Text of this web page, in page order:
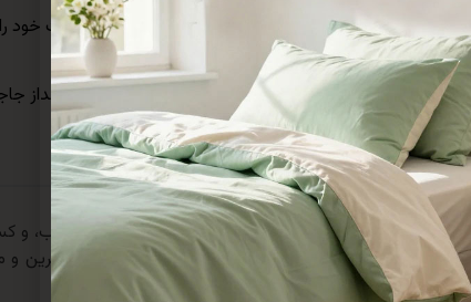
شست‌وشو هستند و پس از شست‌وشو، زیبایی و کیفیت بافت خود را
مجموعه حیدر خواب با ۲۰ سال سابقه درخشان در زمینه تولید و ارائه
مدیران مجموعه به عنوان کارآفرین برتر، مفتخر است بهترین
تضمین نماید.